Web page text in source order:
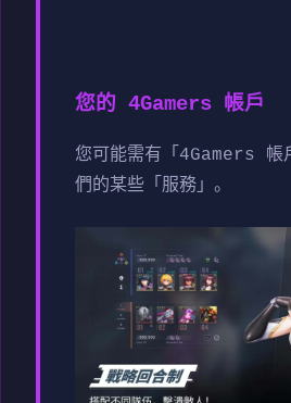
您的 4Gamers 帳戶
您可能需有「4Gamers 帳
們的某些「服務」。